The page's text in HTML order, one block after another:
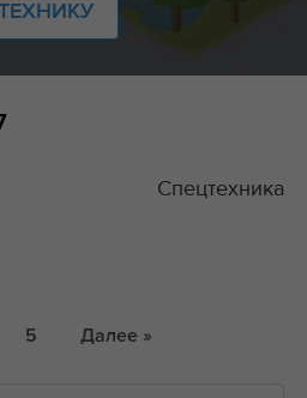
5 Далее »
Спецтехника